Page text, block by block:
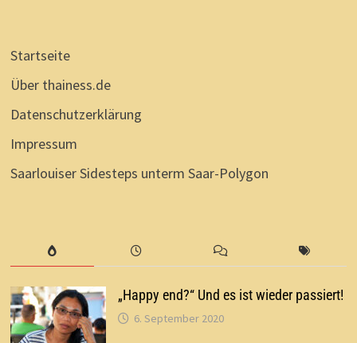
Startseite
Über thainess.de
Datenschutzerklärung
Impressum
Saarlouiser Sidesteps unterm Saar-Polygon
„Happy end?“ Und es ist wieder passiert!
6. September 2020